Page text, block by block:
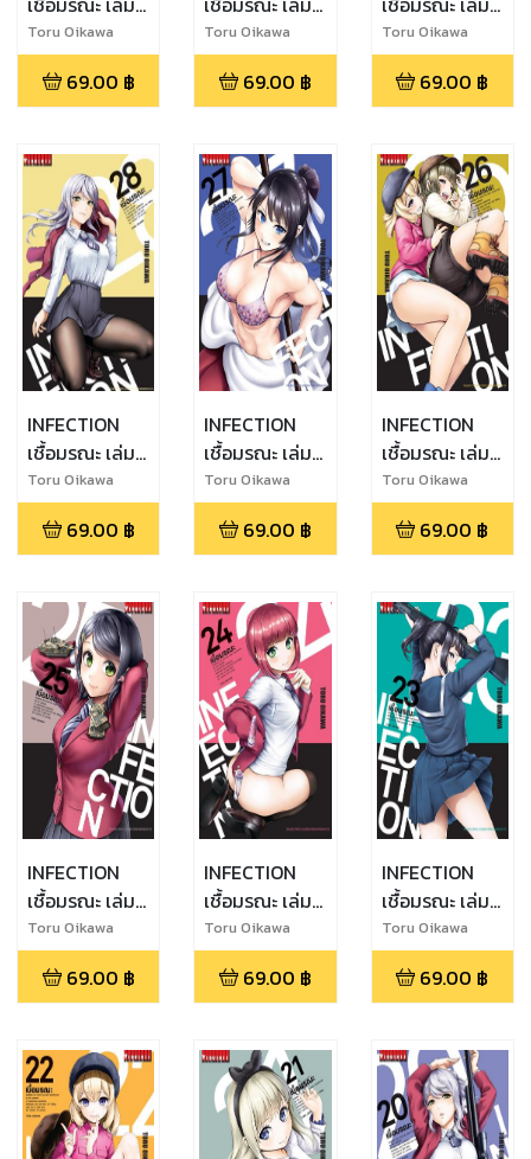
30 (จบ)
Toru Oikawa
69.00 ฿
3
Toru Oikawa
69.00 ฿
29
Toru Oikawa
69.00 ฿
INFECTION
เชื้อมรณะ เล่ม
28
Toru Oikawa
69.00 ฿
INFECTION
เชื้อมรณะ เล่ม
27
Toru Oikawa
69.00 ฿
INFECTION
เชื้อมรณะ เล่ม
26
Toru Oikawa
69.00 ฿
INFECTION
เชื้อมรณะ เล่ม
25
Toru Oikawa
69.00 ฿
INFECTION
เชื้อมรณะ เล่ม
24
Toru Oikawa
69.00 ฿
INFECTION
เชื้อมรณะ เล่ม
23
Toru Oikawa
69.00 ฿